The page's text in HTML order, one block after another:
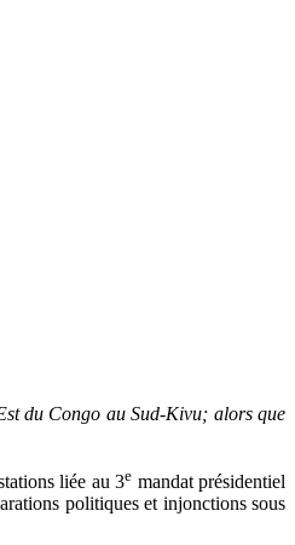
du Congo au Sud-Kivu; alors que
liée au 3e mandat présidentiel
politiques et injonctions sous